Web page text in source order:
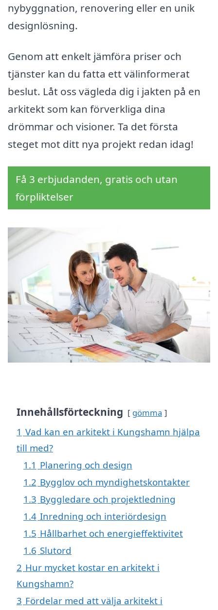
nybyggnation, renovering eller en unik
designlösning.
Genom att enkelt jämföra priser och
tjänster kan du fatta ett välinformerat
beslut. Låt oss vägleda dig i jakten på en
arkitekt som kan förverkliga dina
drömmar och visioner. Ta det första
steget mot ditt nya projekt redan idag!
Få 3 erbjudanden, gratis och utan
förpliktelser
Innehållsförteckning gömma
1 Vad kan en arkitekt i Kungshamn hjälpa
till med?
1.1 Planering och design
1.2 Bygglov och myndighetskontakter
1.3 Byggledare och projektledning
1.4 Inredning och interiördesign
1.5 Hållbarhet och energieffektivitet
1.6 Slutord
2 Hur mycket kostar en arkitekt i
Kungshamn?
3 Fördelar med att välja arkitekt i